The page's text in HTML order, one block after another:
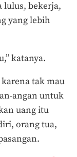
lulus, bekerja,
yang lebih
katanya.
tak mau
angan untuk
uang itu
orang tua,